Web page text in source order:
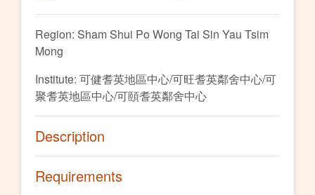
Region: Sham Shui Po Wong Tai Sin Yau Tsim
Mong
Institute: 可健耆英地區中心/可旺耆英鄰舍中心/可
聚耆英地區中心/可頤耆英鄰舍中心
Description
Requirements